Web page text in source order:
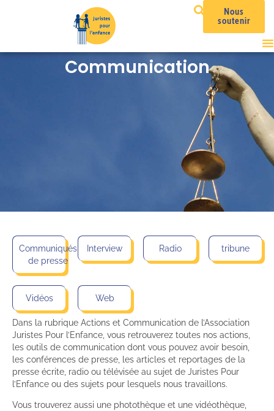
Nous
soutenir
Communication
Communiqués
de presse
Interview Radio tribune
Vidéos Web
Dans la rubrique Actions et Communication de l’Association
Juristes Pour l’Enfance, vous retrouverez toutes nos actions,
les outils de communication dont vous pouvez avoir besoin,
les conférences de presse, les articles et reportages de la
presse écrite, radio ou télévisée au sujet de Juristes Pour
l’Enfance ou des sujets pour lesquels nous travaillons.
Vous trouverez aussi une photothèque et une vidéothèque,